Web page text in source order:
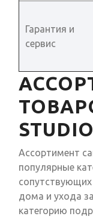
Гарантия и
сервис
Ассортимент
популярные
сопутствующих
дома и ухода
категорию